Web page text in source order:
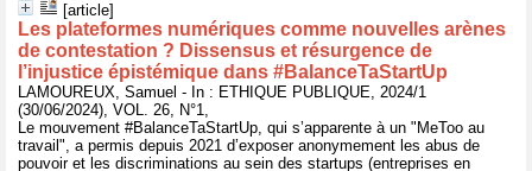
[article]
Les plateformes numériques comme nouvelles arènes
de contestation ? Dissensus et résurgence de
l’injustice épistémique dans #BalanceTaStartUp
LAMOUREUX, Samuel - In : ETHIQUE PUBLIQUE, 2024/1
(30/06/2024), VOL. 26, N°1,
Le mouvement #BalanceTaStartUp, qui s’apparente à un "MeToo au
travail", a permis depuis 2021 d’exposer anonymement les abus de
pouvoir et les discriminations au sein des startups (entreprises en